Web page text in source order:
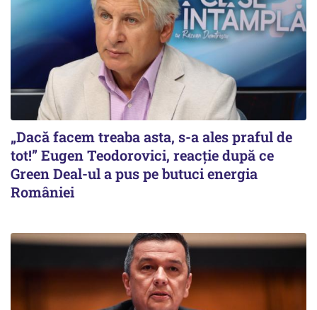
„Dacă facem treaba asta, s-a ales praful de
tot!” Eugen Teodorovici, reacție după ce
Green Deal-ul a pus pe butuci energia
României